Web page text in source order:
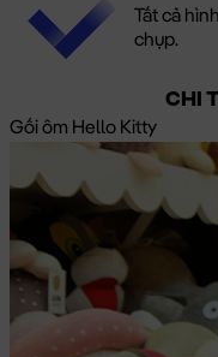
Tất cả
chụp.
CHI
Gối ôm Hello Kitty